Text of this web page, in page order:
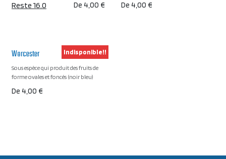
De 4,00 €
Reste 16.0 De 4,00 €
Worcester
Sous espèce qui produit des fruits de
forme ovales et foncés (noir bleu)
De 4,00 €
Indisponible!!